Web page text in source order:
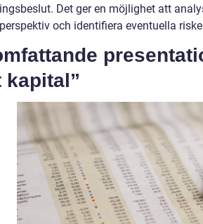
Det ger en möjlighet att
och identifiera eventuella
kapital”